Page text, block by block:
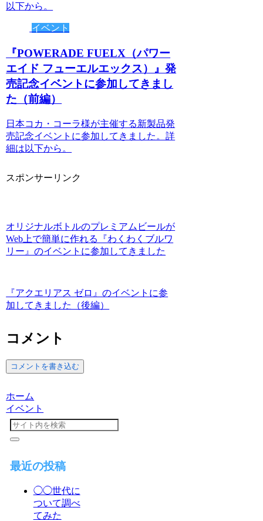
以下から。
イベント
『POWERADE FUELX（パワー
エイド フューエルエックス）』発
売記念イベントに参加してきまし
た（前編）
日本コカ・コーラ様が主催する新製品発
売記念イベントに参加してきました。詳
細は以下から。
スポンサーリンク
オリジナルボトルのプレミアムビールが
Web上で簡単に作れる『わくわくブルワ
リー』のイベントに参加してきました
『アクエリアス ゼロ』のイベントに参
加してきました（後編）
コメント
コメントを書き込む
ホーム
イベント
最近の投稿
◯◯世代に
ついて調べ
てみた